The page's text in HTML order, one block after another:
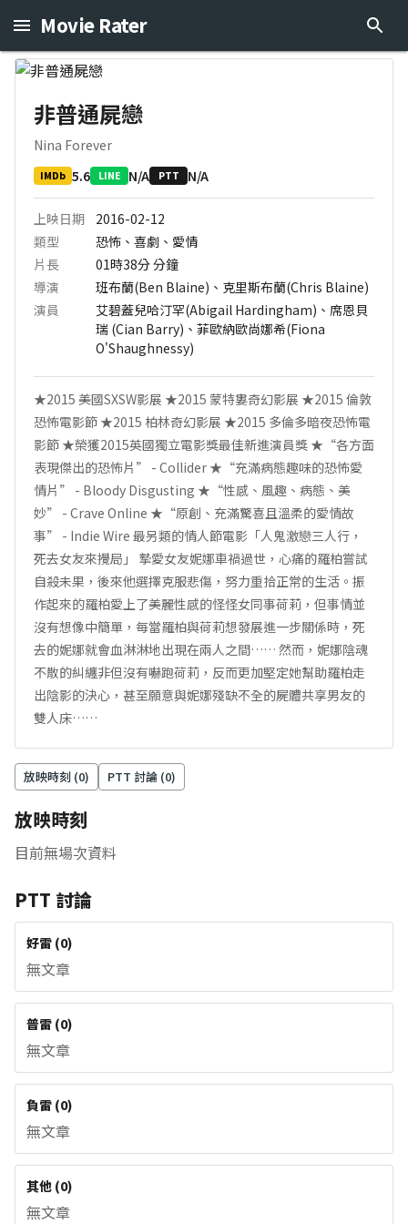
Movie Rater
非普通屍戀
Nina Forever
IMDb 5.6 LINE N/A PTT N/A
上映日期
2016-02-12
類型
恐怖、喜劇、愛情
片長
01時38分分鐘
導演
班布蘭(Ben Blaine)、克里斯布蘭(Chris Blaine)
演員
艾碧蓋兒哈汀罕(Abigail Hardingham)、席恩貝
瑞 (Cian Barry)、菲歐納歐尚娜希(Fiona
O'Shaughnessy)
★2015 美國SXSW影展 ★2015 蒙特婁奇幻影展 ★2015 倫敦
恐怖電影節 ★2015 柏林奇幻影展 ★2015 多倫多暗夜恐怖電
影節 ★榮獲2015英國獨立電影獎最佳新進演員獎 ★“各方面
表現傑出的恐怖片” - Collider ★“充滿病態趣味的恐怖愛
情片” - Bloody Disgusting ★“性感、風趣、病態、美
妙” - Crave Online ★“原創、充滿驚喜且溫柔的愛情故
事” - Indie Wire 最另類的情人節電影「人鬼激戀三人行，
死去女友來攪局」 摯愛女友妮娜車禍過世，心痛的羅柏嘗試
自殺未果，後來他選擇克服悲傷，努力重拾正常的生活。振
作起來的羅柏愛上了美麗性感的怪怪女同事荷莉，但事情並
沒有想像中簡單，每當羅柏與荷莉想發展進一步關係時，死
去的妮娜就會血淋淋地出現在兩人之間…… 然而，妮娜陰魂
不散的糾纏非但沒有嚇跑荷莉，反而更加堅定她幫助羅柏走
出陰影的決心，甚至願意與妮娜殘缺不全的屍體共享男友的
雙人床……
放映時刻 (0) PTT 討論 (0)
放映時刻
目前無場次資料
PTT 討論
好雷 (0)
無文章
普雷 (0)
無文章
負雷 (0)
無文章
其他 (0)
無文章